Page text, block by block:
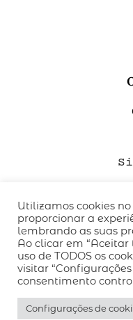
QUEM SOMOS
CÓDIGO DE CONDUTA
POLÍTICA DE
TERMOS DE USO
Utilizamos cookies
proporcionar a
lembrando as suas
Ao clicar em “Aceitar
uso de TODOS os
visitar
consentimento
Configurações de